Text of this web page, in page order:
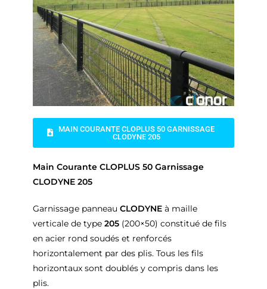
MAIN COURANTE CLOPLUS 50 GARNISSAGE
CLODYNE 205
Main Courante CLOPLUS 50 Garnissage
CLODYNE 205
Garnissage panneau CLODYNEà maille
verticale de type 205(200×50) constitué de fils
en acier rond soudés et renforcés
horizontalement par des plis. Tous les fils
horizontaux sont doublés y compris dans les
plis.